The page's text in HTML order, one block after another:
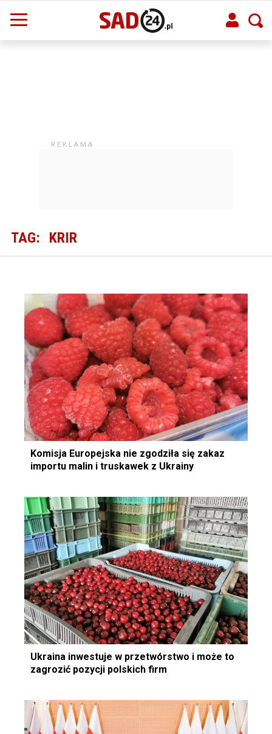
TAG: KRIR
Komisja Europejska nie zgodziła się zakaz
importu malin i truskawek z Ukrainy
Ukraina inwestuje w przetwórstwo i może to
zagrozić pozycji polskich firm